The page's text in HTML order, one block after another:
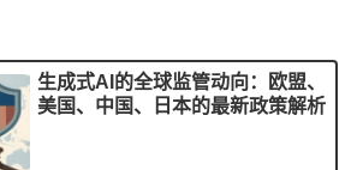
生成式AI的全球监管动向：欧盟、
美国、中国、日本的最新政策解析